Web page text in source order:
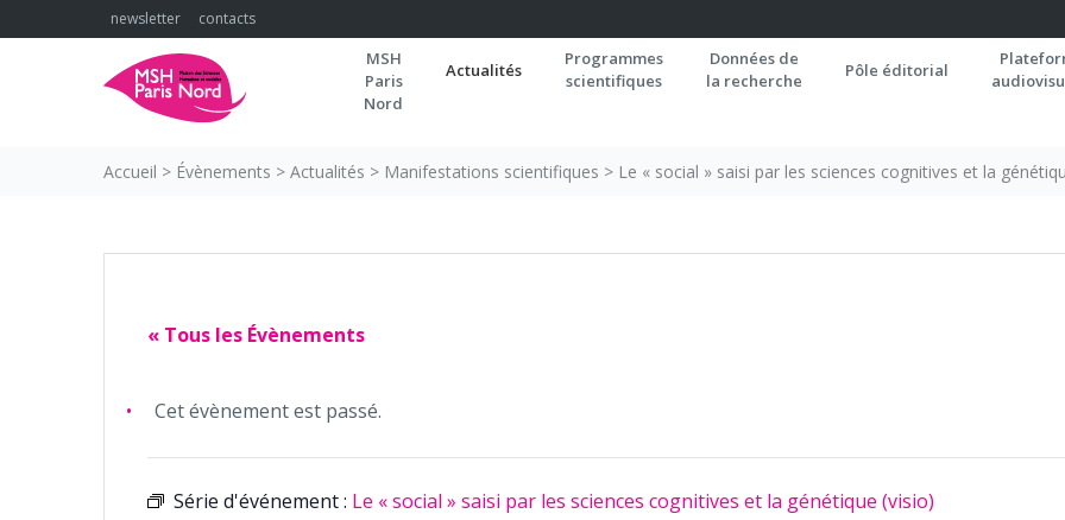
to
newsletter contacts
MSH
Paris
Nord
Actualités
Programmes
scientifiques
Données de
la recherche
Pôle éditorial
Accueil > Évènements > Actualités > Manifestations scientifiques > Le « social » saisi par les sciences cognitives et la
« Tous les Évènements
Cet évènement est passé.
Série d'événement : Le « social » saisi par les sciences cognitives et la génétique (visio)